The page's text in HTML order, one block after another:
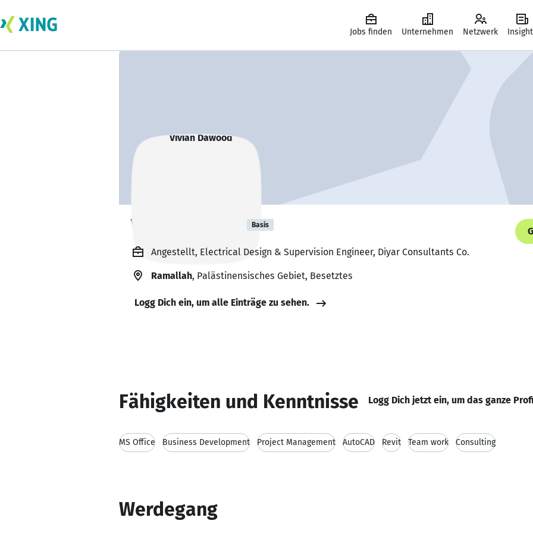
Jobs finden Unternehmen Netzwerk
Vivian Dawood Basis
Angestellt, Electrical Design & Supervision Engineer, Diyar Consultants Co.
Ramallah, Palästinensisches Gebiet, Besetztes
Logg Dich ein, um alle Einträge zu sehen.
Fähigkeiten und Kenntnisse Logg Dich jetzt ein, um das ganze
MS Office Business Development Project Management AutoCAD Revit Team work Consulting
Werdegang